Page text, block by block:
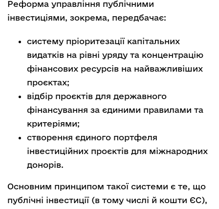
Реформа управління публічними
інвестиціями, зокрема, передбачає:
систему пріоритезації капітальних
видатків на рівні уряду та концентрацію
фінансових ресурсів на найважливіших
проєктах;
відбір проєктів для державного
фінансування за єдиними правилами та
критеріями;
створення єдиного портфеля
інвестиційних проєктів для міжнародних
донорів.
Основним принципом такої системи є те, що
публічні інвестиції (в тому числі й кошти ЄС),